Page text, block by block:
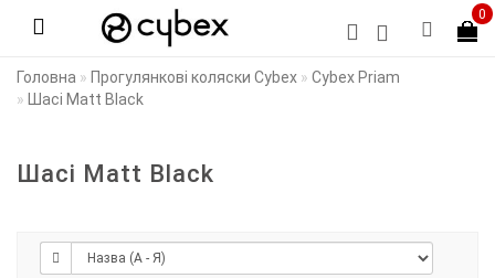
0
Головна Прогулянкові коляски Cybex
Cybex Priam
Шасі Matt Black
Шасі Matt Black